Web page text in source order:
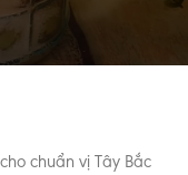
chuẩn vị Tây Bắc